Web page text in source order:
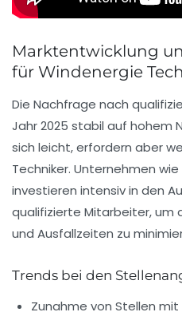
Marktentwicklung
für Windenergie
Die Nachfrage nach
Jahr 2025 stabil auf hohem
sich leicht, erfordern aber
Techniker. Unternehmen wie
investieren intensiv in den
qualifizierte Mitarbeiter, um
und Ausfallzeiten zu
Trends bei den
Zunahme von Stellen